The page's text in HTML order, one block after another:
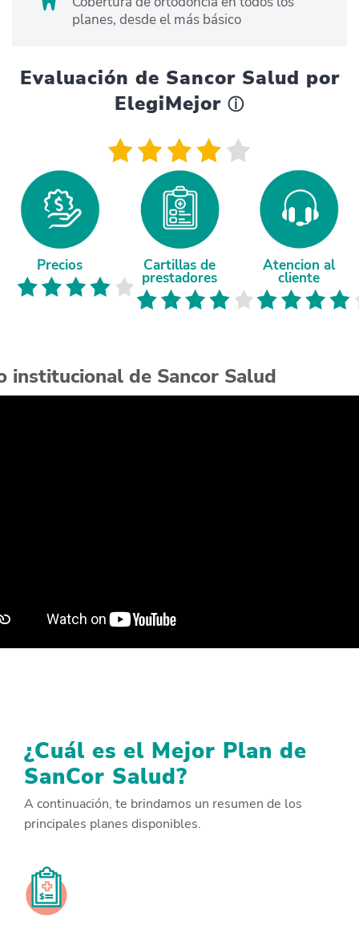
planes, desde el más básico
Evaluación de Sancor Salud por
ElegiMejor ⓘ
Precios Cartillas de
prestadores
Atencion al
cliente
institucional de Sancor Salud
¿Cuál es el Mejor Plan de
SanCor Salud?
A continuación, te brindamos un resumen de los
principales planes disponibles.